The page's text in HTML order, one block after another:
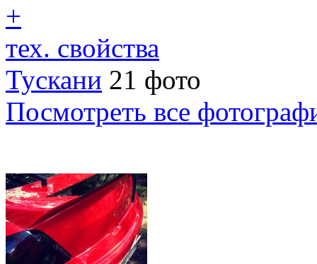
+
тех. свойства
Тускани 21 фото
Посмотреть все